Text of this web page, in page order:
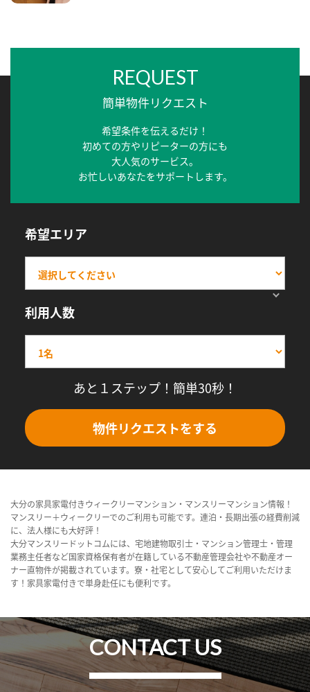
REQUEST
簡単物件リクエスト
希望条件を伝えるだけ！
初めての方やリピーターの方にも
大人気のサービス。
お忙しいあなたをサポートします。
希望エリア
利用人数
あと１ステップ！簡単30秒！
物件リクエストをする
大分の家具家電付きウィークリーマンション・マンスリーマンション情報！
マンスリー＋ウィークリーでのご利用も可能です。連泊・長期出張の経費削減
に、法人様にも大好評！
大分マンスリードットコムには、宅地建物取引士・マンション管理士・管理
業務主任者など国家資格保有者が在籍している不動産管理会社や不動産オー
ナー直物件が掲載されています。寮・社宅として安心してご利用いただけま
す！家具家電付きで単身赴任にも便利です。
CONTACT US